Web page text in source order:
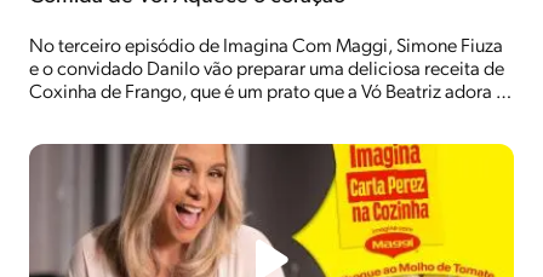
No terceiro episódio de Imagina Com Maggi, Simone Fiuza
e o convidado Danilo vão preparar uma deliciosa receita de
Coxinha de Frango, que é um prato que a Vó Beatriz adora e